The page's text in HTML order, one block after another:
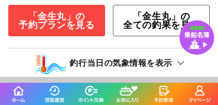
「金生丸」の
予約プランを見る
「金生丸」の
全ての釣果を見る
釣行当日の気象情報を表示